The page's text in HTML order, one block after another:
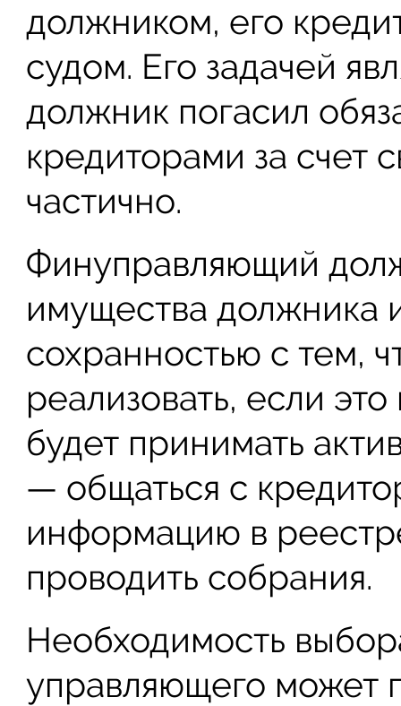
должником, его
судом. Его задачей
должник погасил
кредиторами за счет
частично.
Финуправляющий
имущества должника
сохранностью с тем,
реализовать, если
будет принимать
— общаться с
информацию в
проводить собрания.
Необходимость
управляющего может